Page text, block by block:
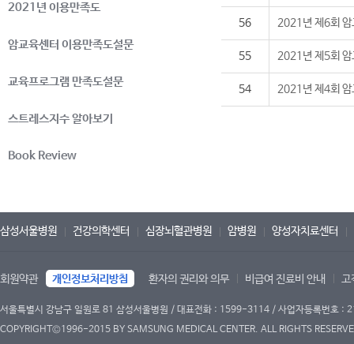
2021년 이용만족도
암교육센터 이용만족도설문
교육프로그램 만족도설문
스트레스지수 알아보기
Book Review
56 2021년 제6회 암
55 2021년 제5회 암
54 2021년 제4회 암
삼성서울병원 건강의학센터 심장뇌혈관병원 암병원 양성자치료센터
회원약관 개인정보처리방침 환자의 권리와 의무 비급여 진료비 안내 고
서울특별시 강남구 일원로 81 삼성서울병원 / 대표전화 : 1599-3114 / 사업자등록번호
COPYRIGHT©1996-2015 BY SAMSUNG MEDICAL CENTER. ALL RIGHTS